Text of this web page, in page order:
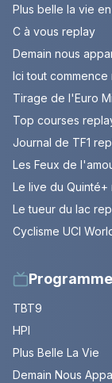
Plus belle la vie
C à vous replay
Demain nous
Ici tout commence
Tirage de l'Euro
Top courses
Journal de TF1
Les Feux de
Le live du Quinté+
Le tueur du lac
Cyclisme UCI
TBT9
HPI
Plus Belle La Vie
Demain Nous